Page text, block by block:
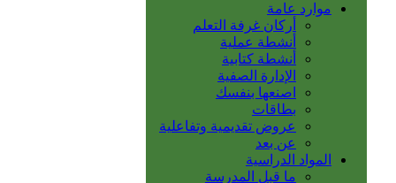
موارد عامة
أركان غرفة التعلم
أنشطة عملية
أنشطة كتابية
الإدارة الصفية
اصنعها بنفسك
بطاقات
عروض تقديمية وتفاعلية
عن بعد
المواد الدراسية
ما قبل المدرسة